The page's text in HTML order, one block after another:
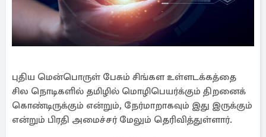
புதிய மென்பொருள் பேசும் சிங்கள உள்ளடக்கத்தை
சில நொடிகளில் தமிழில் மொழிபெயர்க்கும் திறனைக்
கொண்டிருக்கும் என்றும், நேர்மாறாகவும் இது இருக்கும்
என்றும் பிரதி அமைச்சர் மேலும் தெரிவித்துள்ளார்.